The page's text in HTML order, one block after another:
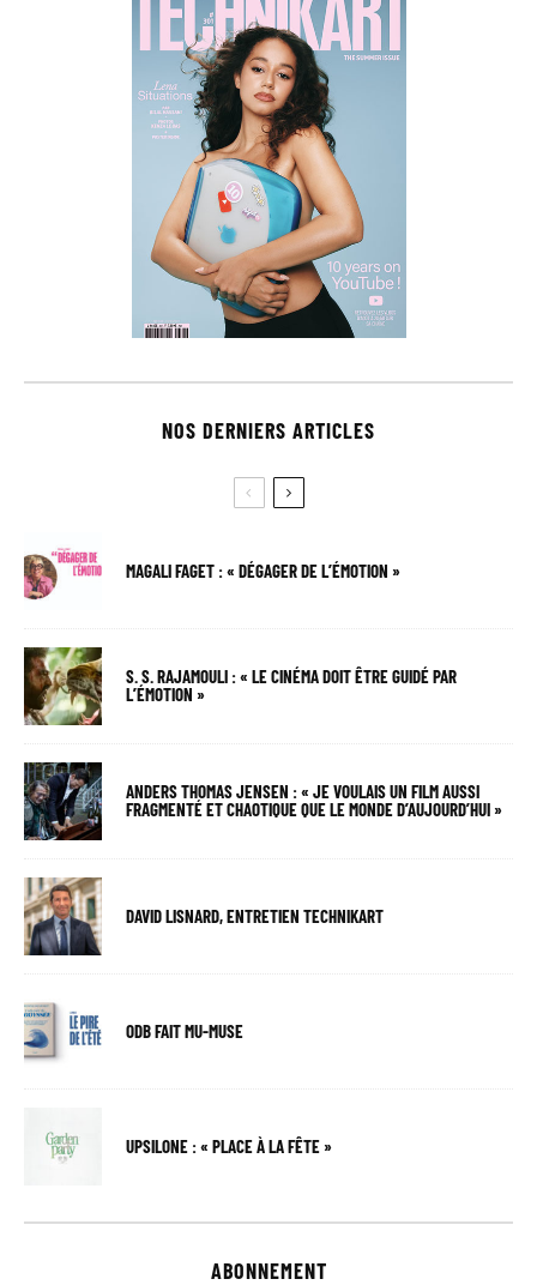
NOS DERNIERS ARTICLES
MAGALI FAGET : « DÉGAGER DE L’ÉMOTION »
S. S. RAJAMOULI : « LE CINÉMA DOIT ÊTRE GUIDÉ PAR
L’ÉMOTION »
ANDERS THOMAS JENSEN : « JE VOULAIS UN FILM AUSSI
FRAGMENTÉ ET CHAOTIQUE QUE LE MONDE D’AUJOURD’HUI »
DAVID LISNARD, ENTRETIEN TECHNIKART
ODB FAIT MU-MUSE
UPSILONE : « PLACE À LA FÊTE »
ABONNEMENT